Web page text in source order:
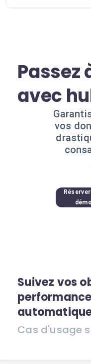
Passez
avec
vos
démo
Suivez vos
Cas d'usage